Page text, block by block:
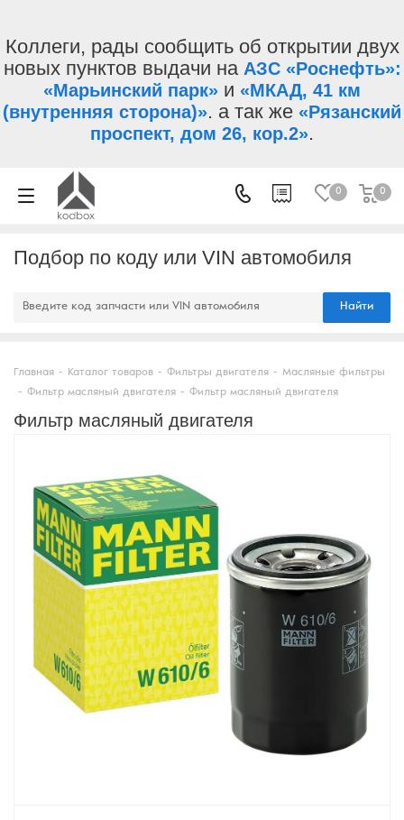
Коллеги, рады сообщить об открытии двух
новых пунктов выдачи на АЗС «Роснефть»:
«Марьинский парк» и «МКАД, 41 км
(внутренняя сторона)». а так же «Рязанский
проспект, дом 26, кор.2».
0 0
Подбор по коду или VIN автомобиля
Найти
Главная - Каталог товаров - Фильтры двигателя - Масляные фильтры
- Фильтр масляный двигателя - Фильтр масляный двигателя
Фильтр масляный двигателя